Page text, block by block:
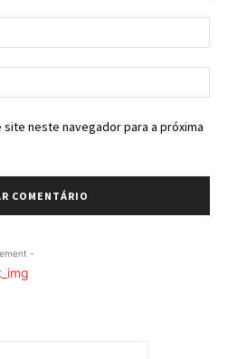
site neste navegador para a próxima
-